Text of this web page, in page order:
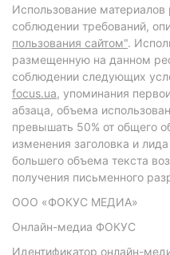
Использование
соблюдении требований,
пользования сайтом".
размещенную на данном
соблюдении следующих
focus.ua, упоминания
абзаца, объема
превышать 50% от общего
изменения заголовка и
большего объема текста
получения письменного
ООО «ФОКУС МЕДИА»
Онлайн-медиа ФОКУС
Идентификатор онлайн-